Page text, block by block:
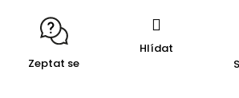
Zeptat se
Hlídat